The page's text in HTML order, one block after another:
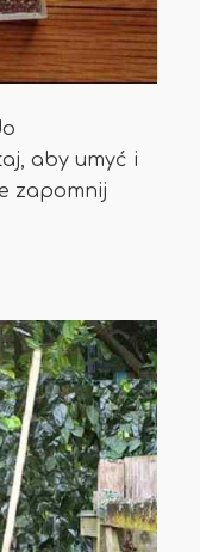
aby umyć i
zapomnij